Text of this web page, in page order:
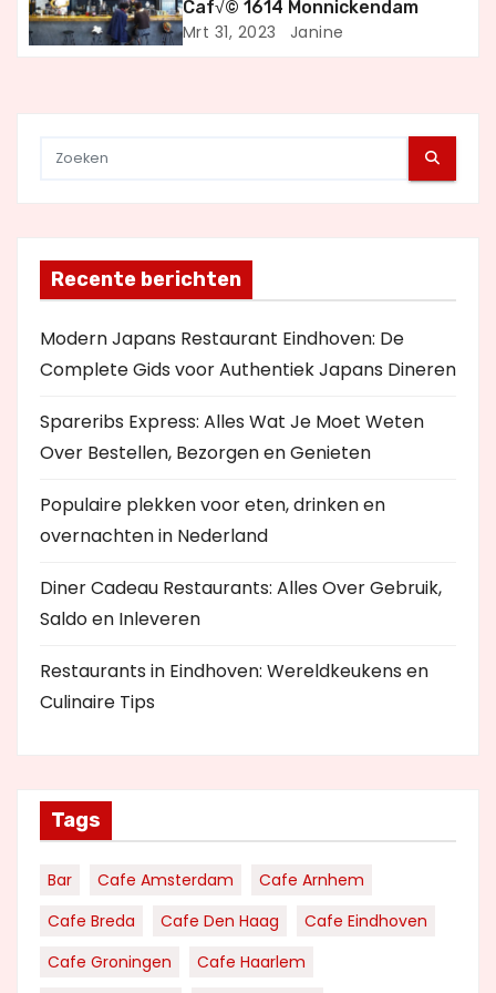
i
Caf√© 1614 Monnickendam
Mrt 31, 2023 Janine
Recente berichten
Modern Japans Restaurant Eindhoven: De
Complete Gids voor Authentiek Japans Dineren
Spareribs Express: Alles Wat Je Moet Weten
Over Bestellen, Bezorgen en Genieten
Populaire plekken voor eten, drinken en
overnachten in Nederland
Diner Cadeau Restaurants: Alles Over Gebruik,
Saldo en Inleveren
Restaurants in Eindhoven: Wereldkeukens en
Culinaire Tips
Tags
Bar Cafe Amsterdam
Cafe Arnhem
Cafe Breda
Cafe Den Haag
Cafe Eindhoven
Cafe Groningen
Cafe Haarlem